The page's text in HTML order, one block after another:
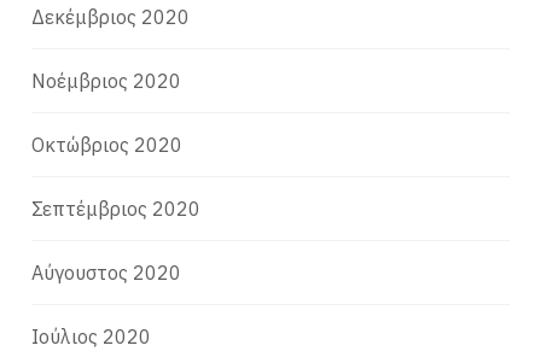
Δεκέμβριος 2020
Νοέμβριος 2020
Οκτώβριος 2020
Σεπτέμβριος 2020
Αύγουστος 2020
Ιούλιος 2020